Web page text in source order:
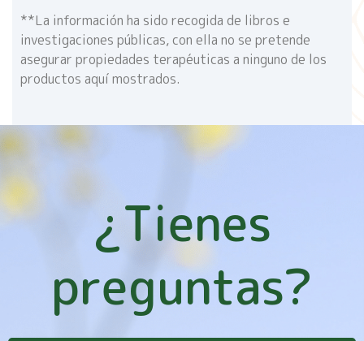
**La información ha sido recogida de libros e
investigaciones públicas, con ella no se pretende
asegurar propiedades terapéuticas a ninguno de los
productos aquí mostrados.
¿Tienes
preguntas?